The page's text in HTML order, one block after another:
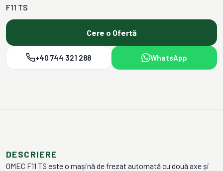
F11 TS
Cere o Ofertă
+40 744 321 288 WhatsApp
DESCRIERE
OMEC F11 TS este o mașină de frezat automată cu două axe și